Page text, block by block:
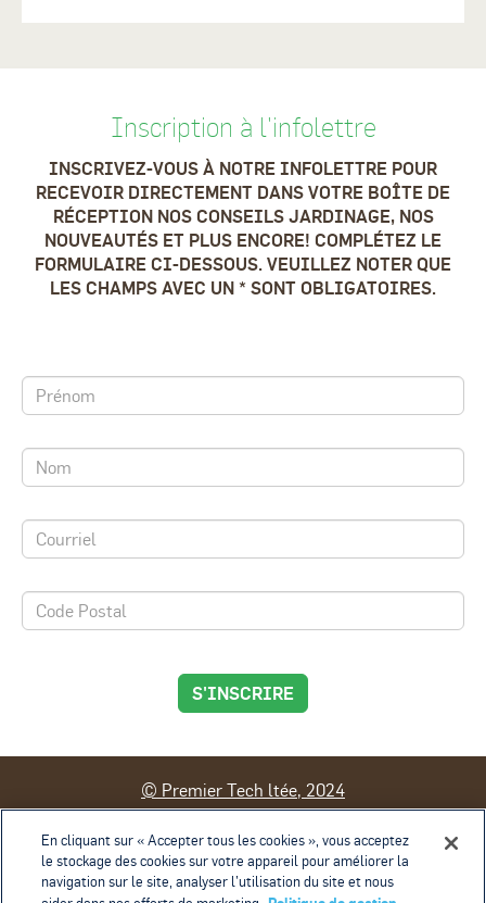
Inscription à l'infolettre
INSCRIVEZ-VOUS À NOTRE INFOLETTRE POUR
RECEVOIR DIRECTEMENT DANS VOTRE BOÎTE DE
RÉCEPTION NOS CONSEILS JARDINAGE, NOS
NOUVEAUTÉS ET PLUS ENCORE! COMPLÉTEZ LE
FORMULAIRE CI-DESSOUS. VEUILLEZ NOTER QUE
LES CHAMPS AVEC UN * SONT OBLIGATOIRES.
S'INSCRIRE
© Premier Tech ltée, 2024
Contact
Conditions d'utilisation
Politique de confidentialité
Politique de gestion des témoins
Exercice des droits
En cliquant sur « Accepter tous les cookies », vous acceptez
le stockage des cookies sur votre appareil pour améliorer la
navigation sur le site, analyser l’utilisation du site et nous